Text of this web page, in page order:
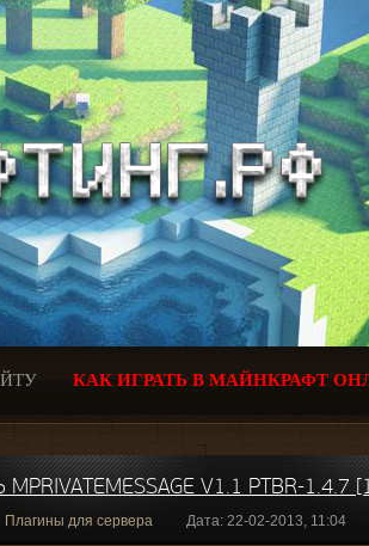
КАК ИГРАТЬ В МАЙНКРАФТ
MPRIVATEMESSAGE V1.1 PTBR-1.4.7
Плагины для сервера Дата: 22-02-2013, 11:04